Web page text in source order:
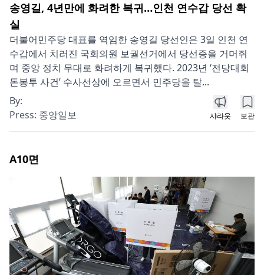
송영길, 4년만에 화려한 복귀…인천 연수갑 당선 확
실
더불어민주당 대표를 역임한 송영길 당선인은 3일 인천 연
수갑에서 치러진 국회의원 보궐선거에서 당선증을 거머쥐
며 중앙 정치 무대로 화려하게 복귀했다. 2023년 ‘전당대회
돈봉투 사건’ 수사선상에 오르면서 민주당을 탈...
By:
Press: 중앙일보 샤라웃 보관
A10면